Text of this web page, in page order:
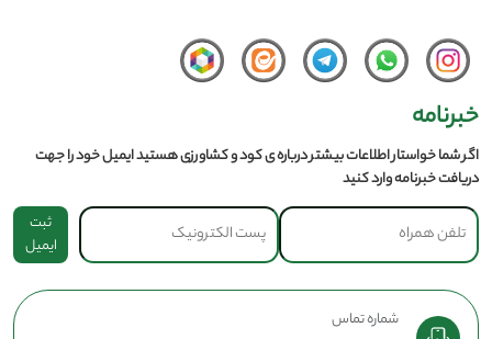
خبرنامه
اگر شما خواستار اطلاعات بیشتر درباره ی کود و کشاورزی هستید ایمیل خود را جهت
دریافت خبرنامه وارد کنید
ثبت
ایمیل
شماره تماس